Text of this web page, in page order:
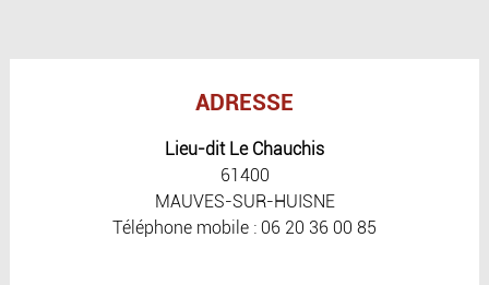
ADRESSE
Lieu-dit Le Chauchis
61400
MAUVES-SUR-HUISNE
Téléphone mobile : 06 20 36 00 85